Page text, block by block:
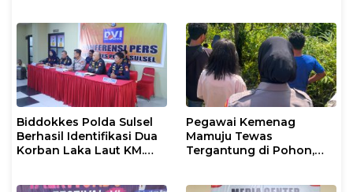
Ketahanan Ekonomi
Nasional
Biddokkes Polda Sulsel
Berhasil Identifikasi Dua
Korban Laka Laut KM.
Pegawai Kemenag
Mamuju Tewas
Tergantung di Pohon,